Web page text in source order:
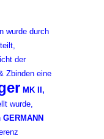
wurde durch
der
Zbinden eine
MK II,
wurde,
GERMANN